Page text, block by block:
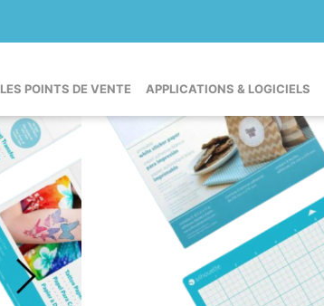
LES POINTS DE VENTE APPLICATIONS & LOGICIELS